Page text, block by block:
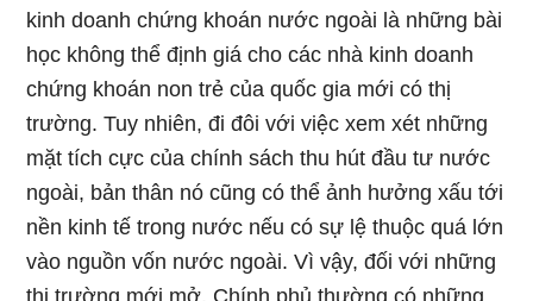
kinh doanh chứng khoán nước ngoài là những bài
học không thể định giá cho các nhà kinh doanh
chứng khoán non trẻ của quốc gia mới có thị
trường. Tuy nhiên, đi đôi với việc xem xét những
mặt tích cực của chính sách thu hút đầu tư nước
ngoài, bản thân nó cũng có thể ảnh hưởng xấu tới
nền kinh tế trong nước nếu có sự lệ thuộc quá lớn
vào nguồn vốn nước ngoài. Vì vậy, đối với những
thị trường mới mở, Chính phủ thường có những